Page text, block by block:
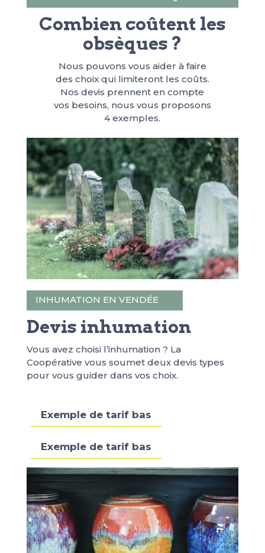
Combien coûtent les
obsèques ?
Nous pouvons vous aider à faire
des choix qui limiteront les coûts.
Nos devis prennent en compte
vos besoins, nous vous proposons
4 exemples.
INHUMATION EN VENDÉE
Devis inhumation
Vous avez choisi l’inhumation ? La
Coopérative vous soumet deux devis types
pour vous guider dans vos choix.
Exemple de tarif bas
Exemple de tarif bas